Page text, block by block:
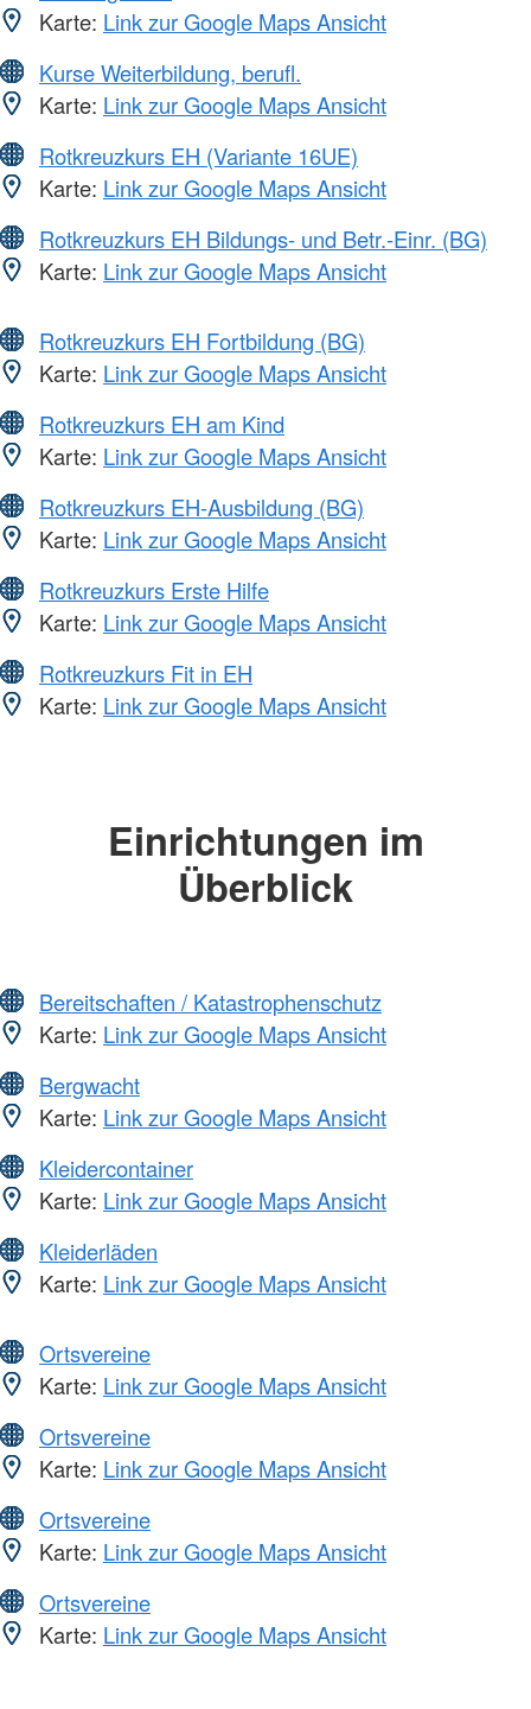
Karte: Link zur Google Maps Ansicht
Kurse Weiterbildung, berufl.
Karte: Link zur Google Maps Ansicht
Rotkreuzkurs EH (Variante 16UE)
Karte: Link zur Google Maps Ansicht
Rotkreuzkurs EH Bildungs- und Betr.-Einr. (BG)
Karte: Link zur Google Maps Ansicht
Rotkreuzkurs EH Fortbildung (BG)
Karte: Link zur Google Maps Ansicht
Rotkreuzkurs EH am Kind
Karte: Link zur Google Maps Ansicht
Rotkreuzkurs EH-Ausbildung (BG)
Karte: Link zur Google Maps Ansicht
Rotkreuzkurs Erste Hilfe
Karte: Link zur Google Maps Ansicht
Rotkreuzkurs Fit in EH
Karte: Link zur Google Maps Ansicht
Einrichtungen im
Überblick
Bereitschaften / Katastrophenschutz
Karte: Link zur Google Maps Ansicht
Bergwacht
Karte: Link zur Google Maps Ansicht
Kleidercontainer
Karte: Link zur Google Maps Ansicht
Kleiderläden
Karte: Link zur Google Maps Ansicht
Ortsvereine
Karte: Link zur Google Maps Ansicht
Ortsvereine
Karte: Link zur Google Maps Ansicht
Ortsvereine
Karte: Link zur Google Maps Ansicht
Ortsvereine
Karte: Link zur Google Maps Ansicht